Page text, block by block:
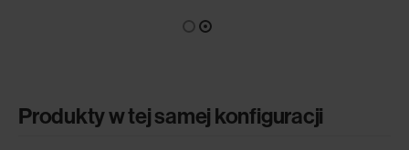
Produkty w tej samej konfiguracji